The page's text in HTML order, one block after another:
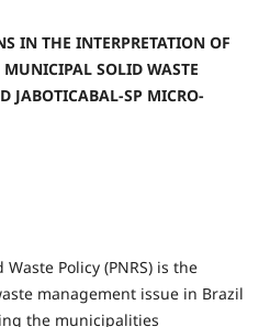
IN THE INTERPRETATION OF
SOLID WASTE
JABOTICABAL-SP MICRO-
Policy (PNRS) is the
management issue in Brazil
the municipalities